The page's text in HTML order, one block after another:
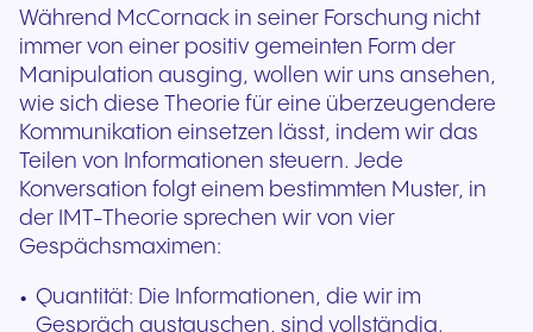
Während McCornack in seiner Forschung nicht
immer von einer positiv gemeinten Form der
Manipulation ausging, wollen wir uns ansehen,
wie sich diese Theorie für eine überzeugendere
Kommunikation einsetzen lässt, indem wir das
Teilen von Informationen steuern. Jede
Konversation folgt einem bestimmten Muster, in
der IMT-Theorie sprechen wir von vier
Gespächsmaximen:
Quantität: Die Informationen, die wir im
Gespräch austauschen, sind vollständig.